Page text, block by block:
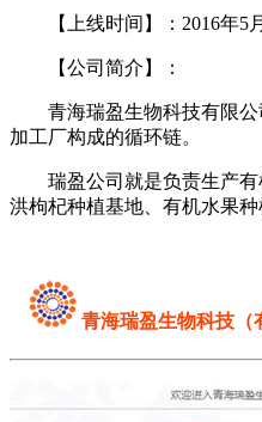
【上线时间】：2016年5月
【公司简介】：
青海瑞盈生物科技有限公司
加工厂构成的循环链。
瑞盈公司就是负责生产有
洪枸杞种植基地、有机水果
青海瑞盈生物科技（